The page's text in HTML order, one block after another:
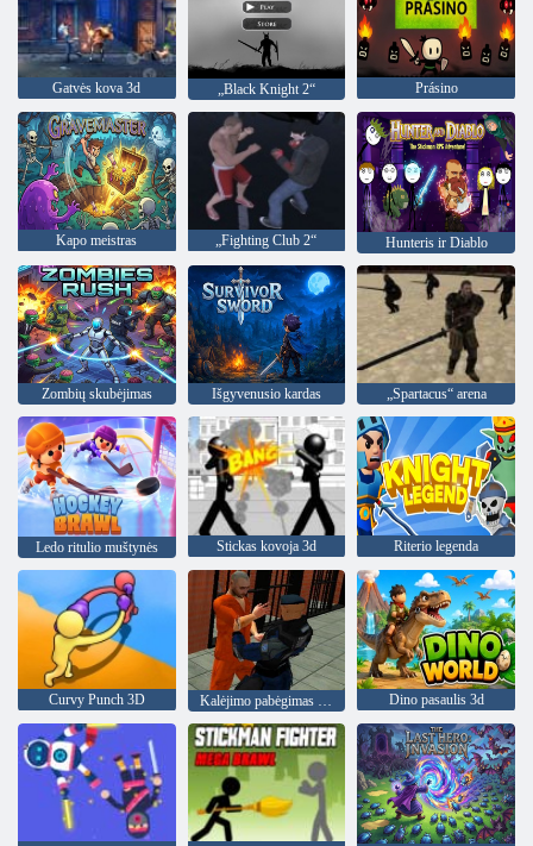
Gatvės kova 3d „Black Knight 2“ Prásino
Kapo meistras „Fighting Club 2“ Hunteris ir Diablo
Zombių skubėjimas Išgyvenusio kardas „Spartacus“ arena
Ledo ritulio muštynės Stickas kovoja 3d Riterio legenda
Curvy Punch 3D Kalėjimo pabėgimas 2020 m Dino pasaulis 3d